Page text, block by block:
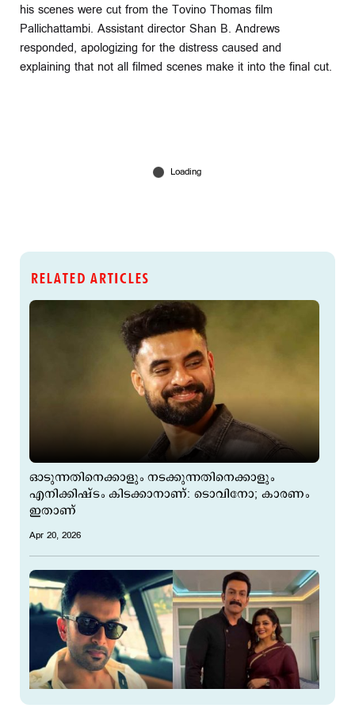
his scenes were cut from the Tovino Thomas film
Pallichattambi. Assistant director Shan B. Andrews
responded, apologizing for the distress caused and
explaining that not all filmed scenes make it into the final cut.
RELATED ARTICLES
ഓടുന്നതിനെക്കാളും നടക്കുന്നതിനെക്കാളും
എനിക്കിഷ്ടം കിടക്കാനാണ്: ടൊവിനോ; കാരണം
ഇതാണ്
Apr 20, 2026